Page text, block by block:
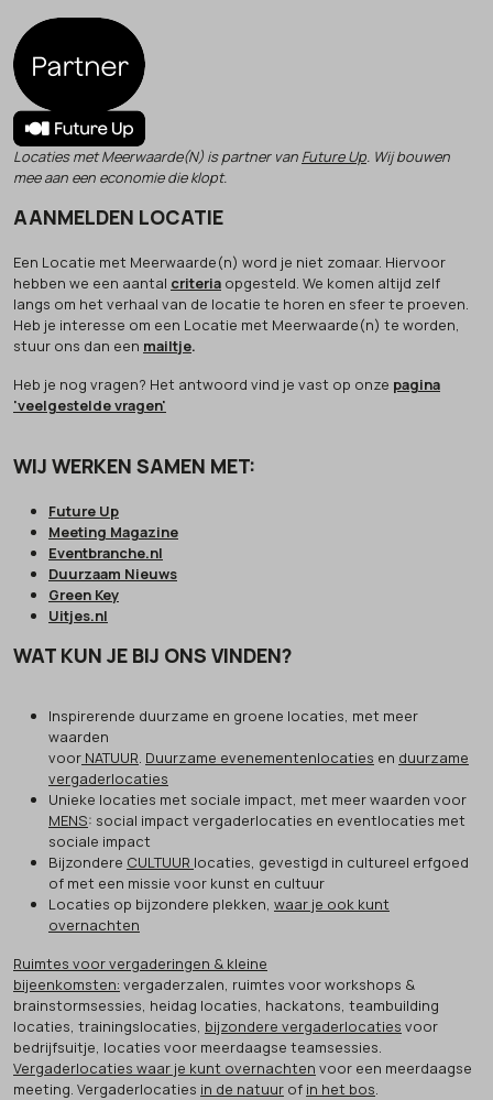
Locaties met Meerwaarde(N) is partner van Future Up. Wij bouwen
mee aan een economie die klopt.
AANMELDEN LOCATIE
Een Locatie met Meerwaarde(n) word je niet zomaar. Hiervoor
hebben we een aantal criteria opgesteld. We komen altijd zelf
langs om het verhaal van de locatie te horen en sfeer te proeven.
Heb je interesse om een Locatie met Meerwaarde(n) te worden,
stuur ons dan een mailtje.
Heb je nog vragen? Het antwoord vind je vast op onze pagina
'veelgestelde vragen'
WIJ WERKEN SAMEN MET:
Future Up
Meeting Magazine
Eventbranche.nl
Duurzaam Nieuws
Green Key
Uitjes.nl
WAT KUN JE BIJ ONS VINDEN?
Inspirerende duurzame en groene locaties, met meer
waarden
voor NATUUR. Duurzame evenementenlocaties en duurzame
vergaderlocaties
Unieke locaties met sociale impact, met meer waarden voor
MENS: social impact vergaderlocaties en eventlocaties met
sociale impact
Bijzondere CULTUUR locaties, gevestigd in cultureel erfgoed
of met een missie voor kunst en cultuur
Locaties op bijzondere plekken, waar je ook kunt
overnachten
Ruimtes voor vergaderingen & kleine
bijeenkomsten: vergaderzalen, ruimtes voor workshops &
brainstormsessies, heidag locaties, hackatons, teambuilding
locaties, trainingslocaties, bijzondere vergaderlocaties voor
bedrijfsuitje, locaties voor meerdaagse teamsessies.
Vergaderlocaties waar je kunt overnachten voor een meerdaagse
meeting. Vergaderlocaties in de natuur of in het bos.